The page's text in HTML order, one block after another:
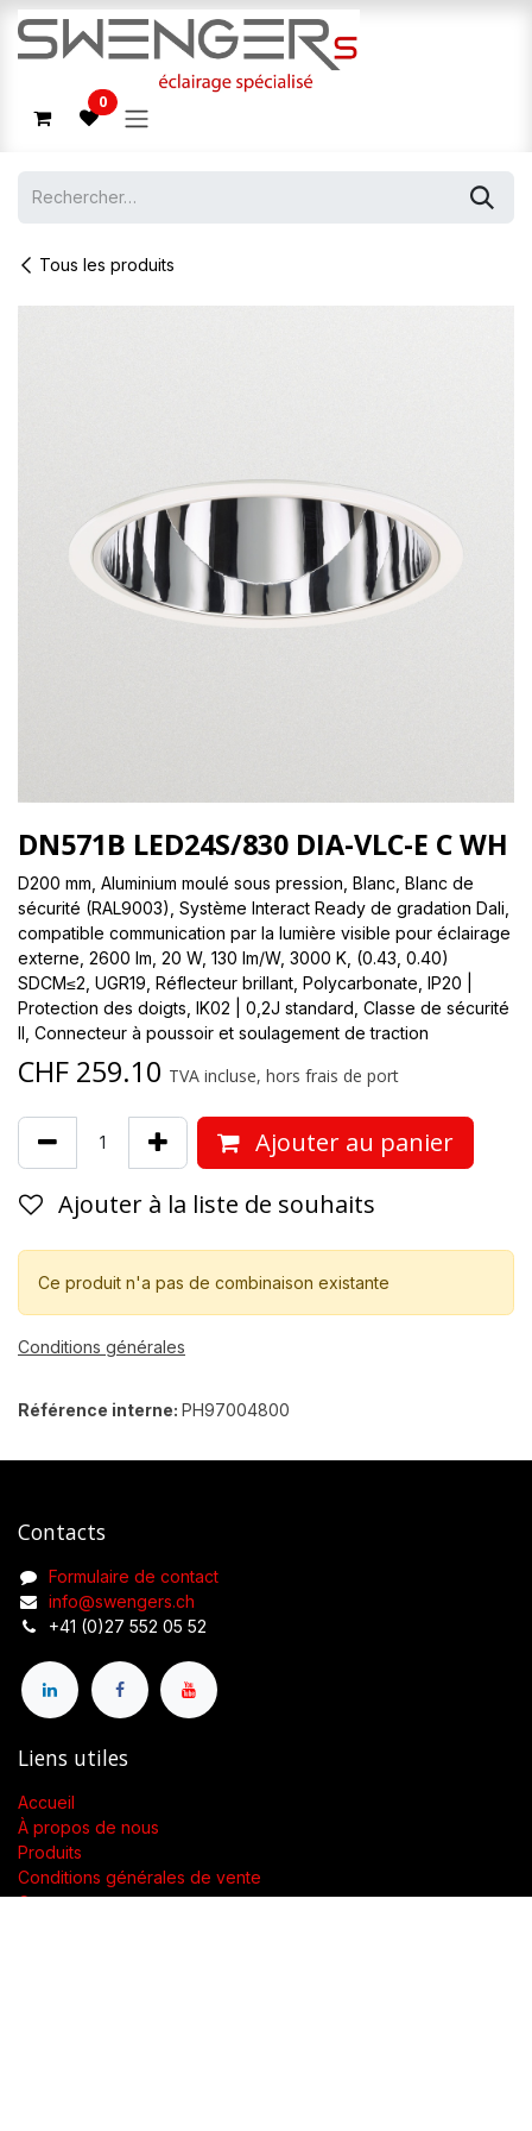
Se rendre au contenu
0
Tous les produits
DN571B LED24S/830 DIA-VLC-E C WH
D200 mm, Aluminium moulé sous pression, Blanc, Blanc de
sécurité (RAL9003), Système Interact Ready de gradation Dali,
compatible communication par la lumière visible pour éclairage
externe, 2600 lm, 20 W, 130 lm/W, 3000 K, (0.43, 0.40)
SDCM≤2, UGR19, Réflecteur brillant, Polycarbonate, IP20 |
Protection des doigts, IK02 | 0,2J standard, Classe de sécurité
II, Connecteur à poussoir et soulagement de traction
CHF 259.10 TVA incluse, hors frais de port
Ajouter au panier
Ajouter à la liste de souhaits
Ce produit n'a pas de combinaison existante
Conditions générales
Référence interne: PH97004800
Contacts
Formulaire de contact
info@swengers.ch
+41 (0)27 552 05 52
Liens utiles
Accueil
À propos de nous
Produits
Conditions générales de vente
Contactez-nous